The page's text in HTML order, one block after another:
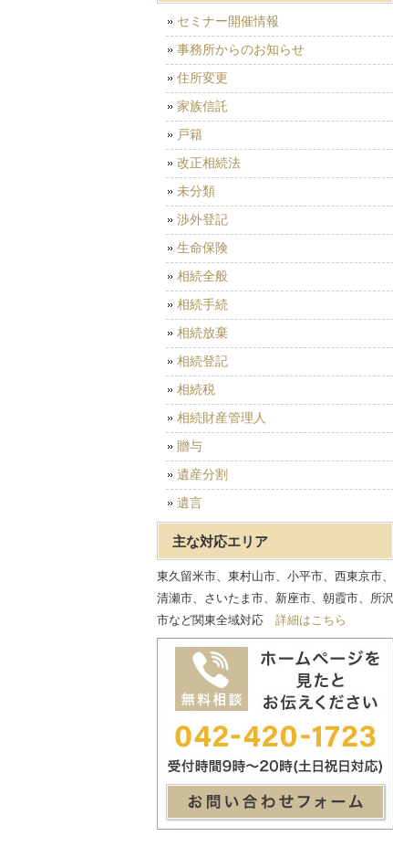
セミナー開催情報
事務所からのお知らせ
住所変更
家族信託
戸籍
改正相続法
未分類
渉外登記
生命保険
相続全般
相続手続
相続放棄
相続登記
相続税
相続財産管理人
贈与
遺産分割
遺言
主な対応エリア
東久留米市、東村山市、小平市、西東京市、
清瀬市、さいたま市、新座市、朝霞市、所沢
市など関東全域対応 詳細はこちら